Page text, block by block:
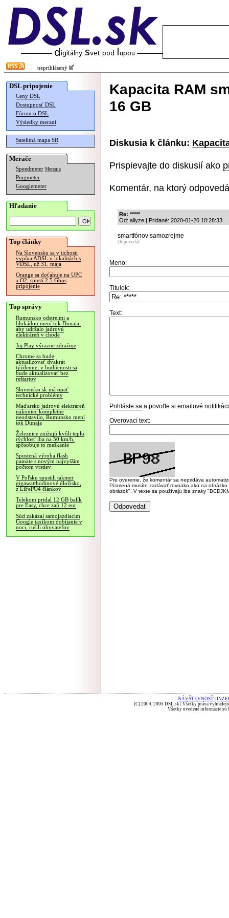
neprihlásený
DSL pripojenie
Ceny DSL
Dostupnosť DSL
Fórum o DSL
Výsledky meraní
Satelitná mapa SR
Merače
Speedmeter Merania
Pingmeter
Googlemeter
Hľadanie
Top články
Na Slovensku sa v tichosti
vypína ADSL v lokalitách s
VDSL, už 31. mája
Orange sa doťahuje na UPC
a O2, spustí 2.5 Gbps
pripojenie
Top správy
Rumunsko odstrelmi a
blokádou mení tok Dunaja,
aby udržalo jadrovú
elektráreň v chode
Joj Play výrazne zdražuje
Chrome sa bude
aktualizovať dvakrát
týždenne, v budúcnosti sa
bude aktualizovať bez
reštartov
Slovensko.sk má opäť
technické problémy
Maďarsko jadrovú elektráreň
nakoniec kompletne
neodstavilo, Rumunsko mení
tok Dunaja
Železnice znižujú kvôli teplu
rýchlosť iba na 50 km/h,
spôsobuje to meškanie
Spustená výroba flash
pamäte s novým najvyšším
počtom vrstiev
V Poľsku spustili takmer
gigawatthodinové úložisko,
z LiFePO4 článkov
Telekom pridal 12 GB balík
pre Easy, chce zaň 12 eur
Súd zakázal samojazdiacim
Google taxíkom dobíjanie v
noci, rušili obyvateľov
Kapacita RAM
16 GB
Diskusia k článku:
Prispievajte do diskusií ako
Komentár, na ktorý
Re: *****
Od: allyze | Pridané: 2020-01-20 18:28:33
smartfónov samozrejme
Odpovedať
Meno:
Titulok:
Text:
Prihláste sa a povoľte si emailové
Overovací text:
Pre overenie, že komentár sa nepridáva
Písmená musíte zadávať rovnako ako na
obrázok". V texte sa používajú iba znaky
NÁVŠTEVNOSŤ
(C) 2004, 2005 DSL.sk | Všetky práva
Všetky uvedené informácie sú